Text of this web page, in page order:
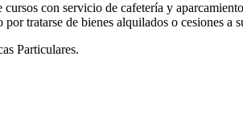
con servicio de cafetería y
tratarse de bienes alquilados o cesiones a
Particulares.